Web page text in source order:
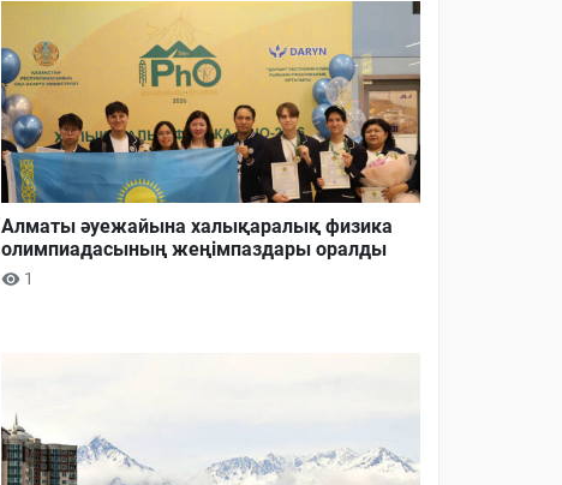
Алматы әуежайына халықаралық физика
олимпиадасының жеңімпаздары оралды
1